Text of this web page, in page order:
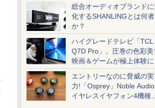
総合オーディオブランドに
化するSHANLINGとは何者
か？
ハイグレードテレビ「TCL
Q7D Pro」。圧巻の色彩美
映画＆ゲームが極上体験に
エントリーなのに脅威の実
力!「Osprey」Noble Audio
イヤレスイヤフォン4機種を